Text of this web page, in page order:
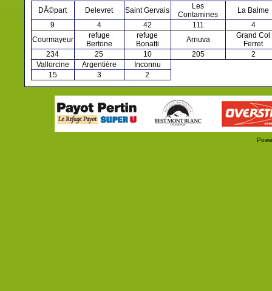
DÃ©part Delevret Saint Gervais
Les
Contamines
La Balme
9
4 42 111
4
Courmayeur
refuge
Bertone
refuge
Bonatti
Arnuva
Grand Col
Ferret
234
25 10 205
2
Vallorcine
Argentière
Inconnu
15
3 2